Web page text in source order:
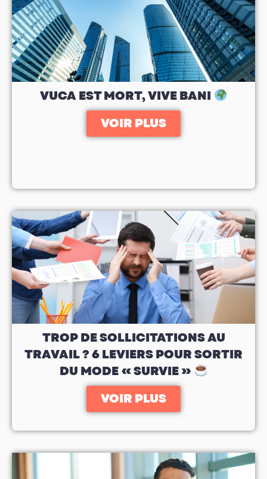
VUCA EST MORT, VIVE BANI
VOIR PLUS
TROP DE SOLLICITATIONS AU
TRAVAIL ? 6 LEVIERS POUR SORTIR
DU MODE « SURVIE »
VOIR PLUS